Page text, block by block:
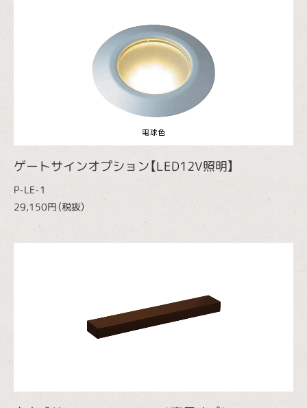
ゲートサインオプション【LED12V照明】
P-LE-1
29,150円（税抜）